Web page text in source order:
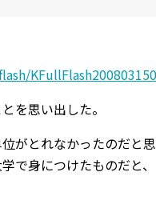
を思い出した。
がとれなかったのだと
で身につけたものだと、